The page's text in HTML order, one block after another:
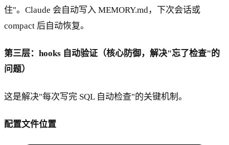
住"。Claude 会自动写入 MEMORY.md，下次会话或
compact 后自动恢复。
第三层：hooks 自动验证（核心防御，解决"忘了检查"的
问题）
这是解决"每次写完 SQL 自动检查"的关键机制。
配置文件位置